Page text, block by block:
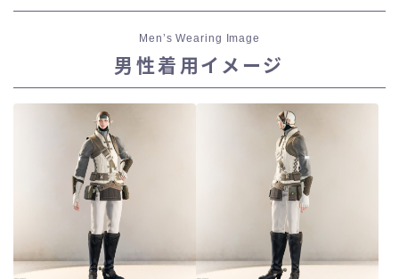
Men’s Wearing Image
男性着用イメージ